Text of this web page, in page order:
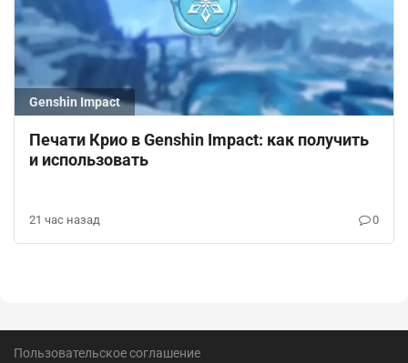
Genshin Impact
Печати Крио в Genshin Impact: как получить
и использовать
21 час назад 0
Пользовательское соглашение